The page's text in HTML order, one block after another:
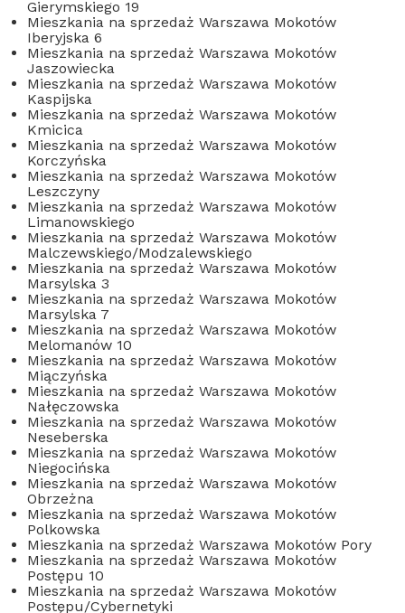
Gierymskiego 19
Mieszkania na sprzedaż Warszawa Mokotów
Iberyjska 6
Mieszkania na sprzedaż Warszawa Mokotów
Jaszowiecka
Mieszkania na sprzedaż Warszawa Mokotów
Kaspijska
Mieszkania na sprzedaż Warszawa Mokotów
Kmicica
Mieszkania na sprzedaż Warszawa Mokotów
Korczyńska
Mieszkania na sprzedaż Warszawa Mokotów
Leszczyny
Mieszkania na sprzedaż Warszawa Mokotów
Limanowskiego
Mieszkania na sprzedaż Warszawa Mokotów
Malczewskiego/Modzalewskiego
Mieszkania na sprzedaż Warszawa Mokotów
Marsylska 3
Mieszkania na sprzedaż Warszawa Mokotów
Marsylska 7
Mieszkania na sprzedaż Warszawa Mokotów
Melomanów 10
Mieszkania na sprzedaż Warszawa Mokotów
Miączyńska
Mieszkania na sprzedaż Warszawa Mokotów
Nałęczowska
Mieszkania na sprzedaż Warszawa Mokotów
Neseberska
Mieszkania na sprzedaż Warszawa Mokotów
Niegocińska
Mieszkania na sprzedaż Warszawa Mokotów
Obrzeżna
Mieszkania na sprzedaż Warszawa Mokotów
Polkowska
Mieszkania na sprzedaż Warszawa Mokotów Pory
Mieszkania na sprzedaż Warszawa Mokotów
Postępu 10
Mieszkania na sprzedaż Warszawa Mokotów
Postępu/Cybernetyki